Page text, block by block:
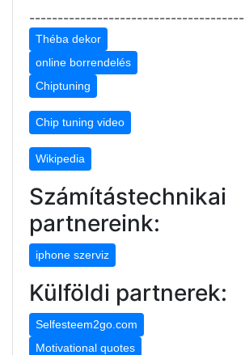
--------------------------------------
Théba dekor
online borrendelés
Chiptuning
Chip tuning video
Wikipedia
Számítástechnikai
partnereink:
iphone szerviz
Külföldi partnerek:
Selfesteem2go.com
Motivational quotes